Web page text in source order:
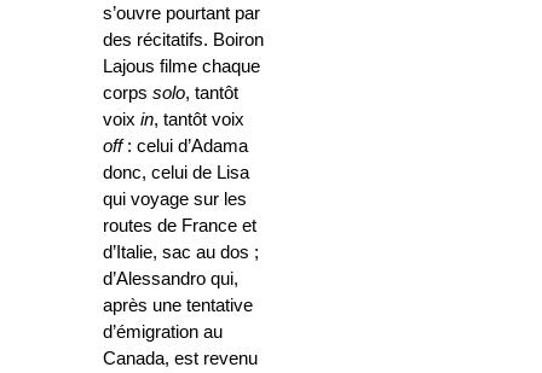
s’ouvre pourtant par
des récitatifs. Boiron
Lajous filme chaque
corps solo, tantôt
voix in, tantôt voix
off: celui d’Adama
donc, celui de Lisa
qui voyage sur les
routes de France et
d’Italie, sac au dos ;
d’Alessandro qui,
après une tentative
d’émigration au
Canada, est revenu